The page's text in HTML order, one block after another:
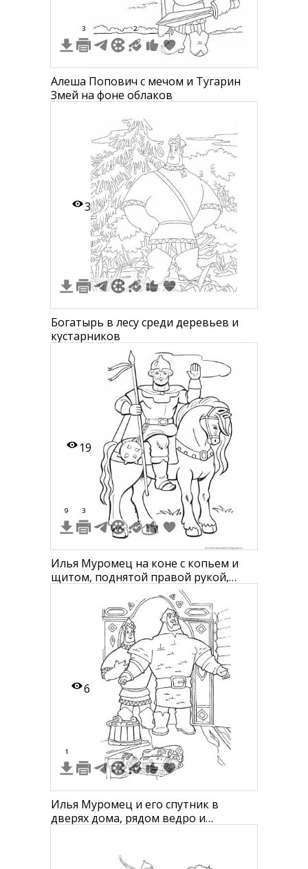
3 2
Алеша Попович с мечом и Тугарин
Змей на фоне облаков
3
Богатырь в лесу среди деревьев и
кустарников
19
9 3 1
Илья Муромец на коне с копьем и
щитом, поднятой правой рукой,
трава внизу и облако в небе
6
1
Илья Муромец и его спутник в
дверях дома, рядом ведро и